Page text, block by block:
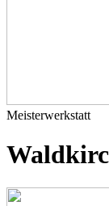
Meisterwerkstatt